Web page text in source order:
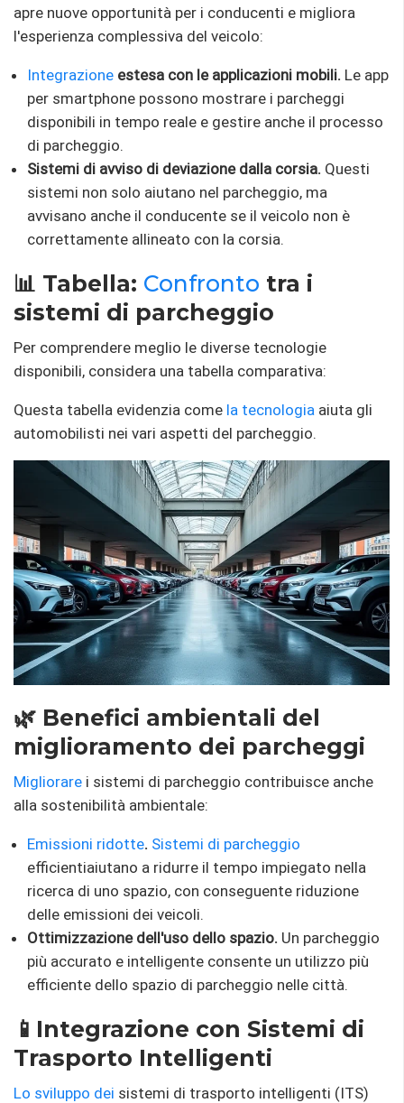
apre nuove opportunità per i conducenti e migliora
l'esperienza complessiva del veicolo:
Integrazione estesa con le applicazioni mobili. Le app
per smartphone possono mostrare i parcheggi
disponibili in tempo reale e gestire anche il processo
di parcheggio.
Sistemi di avviso di deviazione dalla corsia. Questi
sistemi non solo aiutano nel parcheggio, ma
avvisano anche il conducente se il veicolo non è
correttamente allineato con la corsia.
📊 Tabella: Confronto tra i
sistemi di parcheggio
Per comprendere meglio le diverse tecnologie
disponibili, considera una tabella comparativa:
Questa tabella evidenzia come la tecnologia aiuta gli
automobilisti nei vari aspetti del parcheggio.
🌿 Benefici ambientali del
miglioramento dei parcheggi
Migliorare i sistemi di parcheggio contribuisce anche
alla sostenibilità ambientale:
Emissioni ridotte. Sistemi di parcheggio
efficientiaiutano a ridurre il tempo impiegato nella
ricerca di uno spazio, con conseguente riduzione
delle emissioni dei veicoli.
Ottimizzazione dell'uso dello spazio. Un parcheggio
più accurato e intelligente consente un utilizzo più
efficiente dello spazio di parcheggio nelle città.
📱Integrazione con Sistemi di
Trasporto Intelligenti
Lo sviluppo dei sistemi di trasporto intelligenti (ITS)